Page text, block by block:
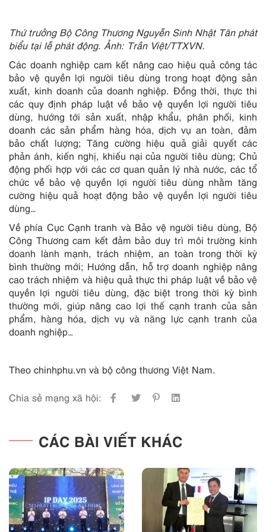
Thứ trưởng Bộ Công Thương Nguyễn Sinh Nhật Tân phát
biểu tại lễ phát động. Ảnh: Trần Việt/TTXVN.
Các doanh nghiệp cam kết nâng cao hiệu quả công tác
bảo vệ quyền lợi người tiêu dùng trong hoạt động sản
xuất, kinh doanh của doanh nghiệp. Đồng thời, thực thi
các quy định pháp luật về bảo vệ quyền lợi người tiêu
dùng, hướng tới sản xuất, nhập khẩu, phân phối, kinh
doanh các sản phẩm hàng hóa, dịch vụ an toàn, đảm
bảo chất lượng; Tăng cường hiệu quả giải quyết các
phản ánh, kiến nghị, khiếu nại của người tiêu dùng; Chủ
động phối hợp với các cơ quan quản lý nhà nước, các tổ
chức về bảo vệ quyền lợi người tiêu dùng nhằm tăng
cường hiệu quả hoạt động bảo vệ quyền lợi người tiêu
dùng…
Về phía Cục Cạnh tranh và Bảo vệ người tiêu dùng, Bộ
Công Thương cam kết đảm bảo duy trì môi trường kinh
doanh lành mạnh, trách nhiệm, an toàn trong thời kỳ
bình thường mới; Hướng dẫn, hỗ trợ doanh nghiệp nâng
cao trách nhiệm và hiệu quả thực thi pháp luật về bảo vệ
quyền lợi người tiêu dùng, đặc biệt trong thời kỳ bình
thường mới, giúp nâng cao lợi thế cạnh tranh của sản
phẩm, hàng hóa, dịch vụ và năng lực cạnh tranh của
doanh nghiệp…
Theo chinhphu.vn và bộ công thương Việt Nam.
Chia sẻ mạng xã hội:
CÁC BÀI VIẾT KHÁC